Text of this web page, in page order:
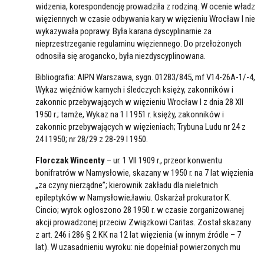
widzenia, korespondencję prowadziła z rodziną. W ocenie władz
więziennych w czasie odbywania kary w więzieniu Wrocław I nie
wykazywała poprawy. Była karana dyscyplinarnie za
nieprzestrzeganie regulaminu więziennego. Do przełożonych
odnosiła się arogancko, była niezdyscyplinowana.
Bibliografia: AIPN Warszawa, sygn. 01283/845, mf V14-26A-1/-4,
Wykaz więźniów karnych i śledczych księży, zakonników i
zakonnic przebywających w więzieniu Wrocław I z dnia 28 XII
1950 r.; tamże, Wykaz na 1 I 1951 r. księży, zakonników i
zakonnic przebywających w więzieniach; Trybuna Ludu nr 24 z
24 I 1950; nr 28/29 z 28-29 I 1950.
Florczak Wincenty – ur. 1 VII 1909 r., przeor konwentu
bonifratrów w Namysłowie, skazany w 1950 r. na 7 lat więzienia
„za czyny nierządne”; kierownik zakładu dla nieletnich
epileptyków w Namysłowie;ławiu. Oskarżał prokurator K.
Cincio; wyrok ogłoszono 28 1950 r. w czasie zorganizowanej
akcji prowadzonej przeciw Związkowi Caritas. Został skazany
z art. 246 i 286 § 2 KK na 12 lat więzienia (w innym źródle – 7
lat). W uzasadnieniu wyroku: nie dopełniał powierzonych mu